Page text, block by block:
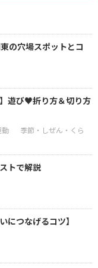
の穴場スポットとコ
遊び♥折り方＆切り方
トで解説
につなげるコツ】